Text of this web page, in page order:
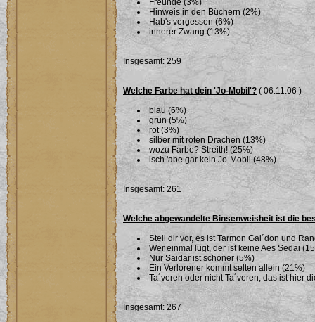
Freunde (3%)
Hinweis in den Büchern (2%)
Hab's vergessen (6%)
innerer Zwang (13%)
Insgesamt: 259
Welche Farbe hat dein 'Jo-Mobil'? ( 06.11.06 )
blau (6%)
grün (5%)
rot (3%)
silber mit roten Drachen (13%)
wozu Farbe? Streith! (25%)
isch 'abe gar kein Jo-Mobil (48%)
Insgesamt: 261
Welche abgewandelte Binsenweisheit ist die
Stell dir vor, es ist Tarmon Gai´don und
Wer einmal lügt, der ist keine Aes Sedai
Nur Saidar ist schöner (5%)
Ein Verlorener kommt selten allein (21%)
Ta´veren oder nicht Ta´veren, das ist hier
Insgesamt: 267